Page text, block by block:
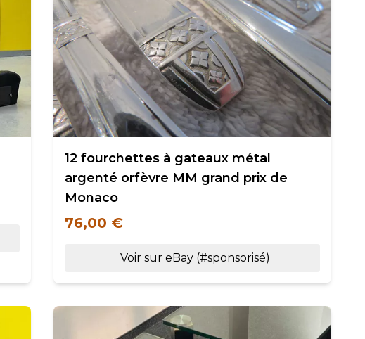
12 fourchettes à gateaux métal
argenté orfèvre MM grand prix de
Monaco
76,00 €
Voir sur eBay (#sponsorisé)